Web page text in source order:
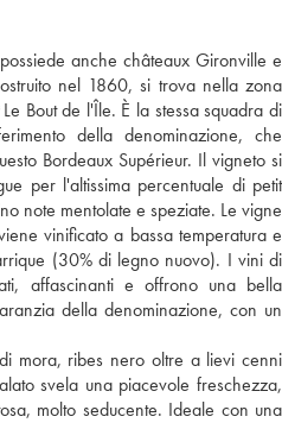
anche châteaux Gironville e
nel 1860, si trova nella zona
Bout de l'Île. È la stessa squadra di
della denominazione, che
Bordeaux Supérieur. Il vigneto si
per l'altissima percentuale di petit
note mentolate e speziate. Le vigne
vinificato a bassa temperatura e
(30% di legno nuovo). I vini di
affascinanti e offrono una bella
della denominazione, con un
mora, ribes nero oltre a lievi cenni
svela una piacevole freschezza,
molto seducente. Ideale con una